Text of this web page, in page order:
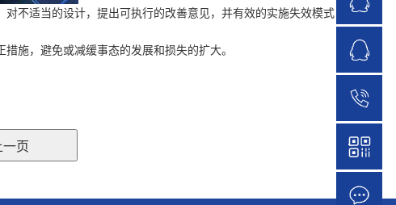
不适当的设计，提出可执行的改善意见，并有效的实施失效模式
施，避免或减缓事态的发展和损失的扩大。